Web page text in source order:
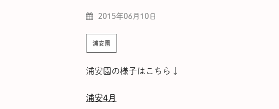
2015年06月10日
浦安園
浦安園の様子はこちら↓
浦安4月